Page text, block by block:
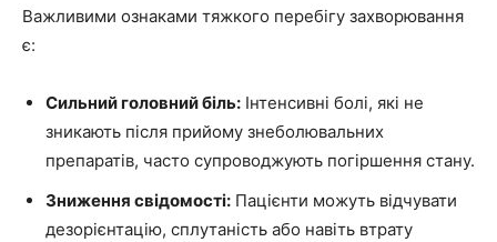
Важливими ознаками тяжкого перебігу захворювання
є:
Сильний головний біль: Інтенсивні болі, які не
зникають після прийому знеболювальних
препаратів, часто супроводжують погіршення стану.
Зниження свідомості: Пацієнти можуть відчувати
дезорієнтацію, сплутаність або навіть втрату